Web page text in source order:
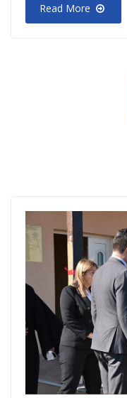
Read More